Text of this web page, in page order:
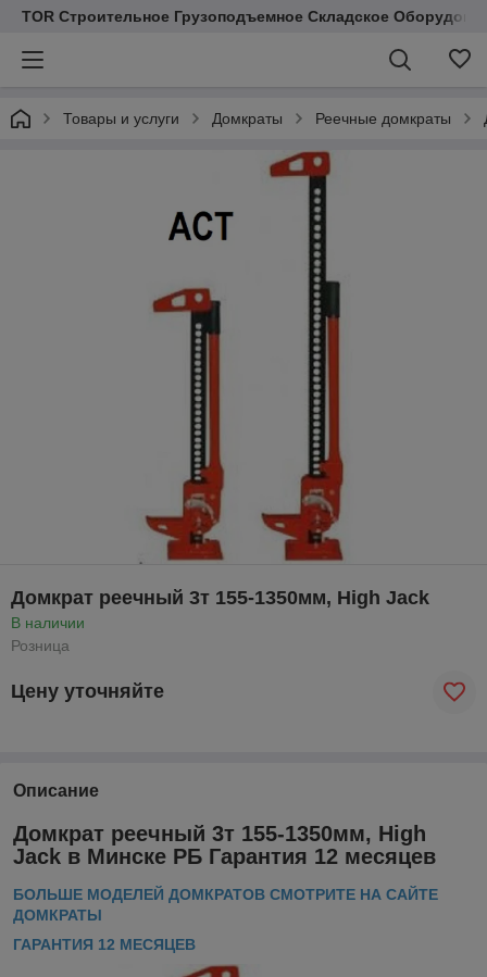
TOR Строительное Грузоподъемное Складское
Товары и услуги Домкраты Реечные домкраты
Домкрат реечный 3т 155-1350мм, High Jack
В наличии
Розница
Цену уточняйте
Описание
Домкрат реечный 3т 155-1350мм, High
Jack в Минске РБ Гарантия 12 месяцев
БОЛЬШЕ МОДЕЛЕЙ ДОМКРАТОВ СМОТРИТЕ НА САЙТЕ
ДОМКРАТЫ
ГАРАНТИЯ 12 МЕСЯЦЕВ